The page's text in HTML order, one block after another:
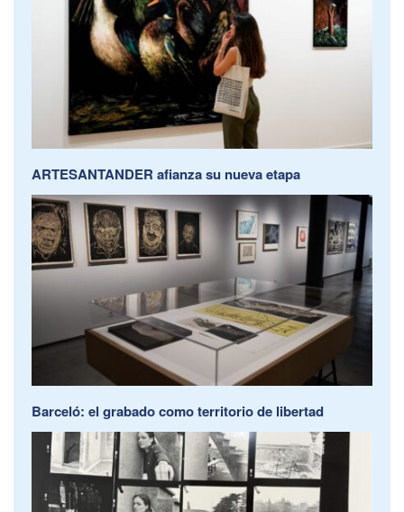
ARTESANTANDER afianza su nueva etapa
Barceló: el grabado como territorio de libertad